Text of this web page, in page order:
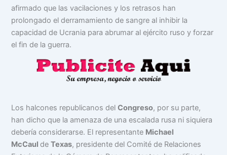
afirmado que las vacilaciones y los retrasos han
prolongado el derramamiento de sangre al inhibir la
capacidad de Ucrania para abrumar al ejército ruso y forzar
el fin de la guerra.
Los halcones republicanos delCongreso, por su parte,
han dicho que la amenaza de una escalada rusa ni siquiera
debería considerarse. El representante Michael
McCaul deTexas, presidente del Comité de Relaciones